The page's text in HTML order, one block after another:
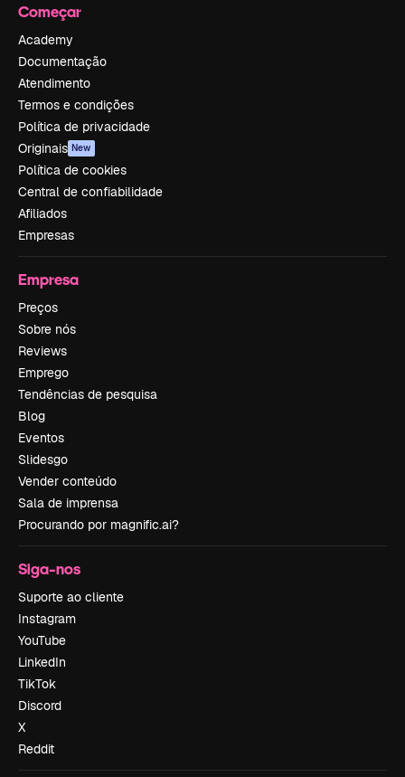
Começar
Academy
Documentação
Atendimento
Termos e condições
Política de privacidade
Originais New
Política de cookies
Central de confiabilidade
Afiliados
Empresas
Empresa
Preços
Sobre nós
Reviews
Emprego
Tendências de pesquisa
Blog
Eventos
Slidesgo
Vender conteúdo
Sala de imprensa
Procurando por magnific.ai?
Siga-nos
Suporte ao cliente
Instagram
YouTube
LinkedIn
TikTok
Discord
X
Reddit